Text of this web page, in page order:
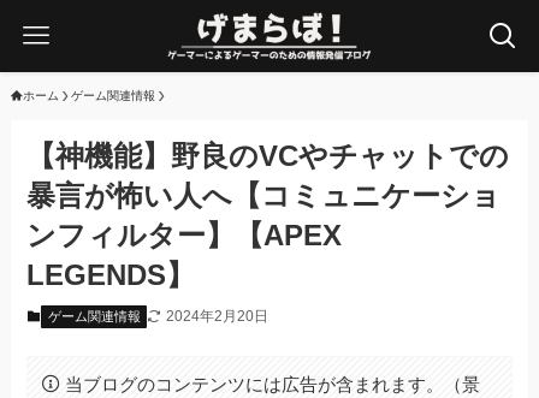
ホーム ゲーム関連情報
【神機能】野良のVCやチャットでの
暴言が怖い人へ【コミュニケーショ
ンフィルター】【APEX
LEGENDS】
ゲーム関連情報 2024年2月20日
当ブログのコンテンツには広告が含まれます。（景